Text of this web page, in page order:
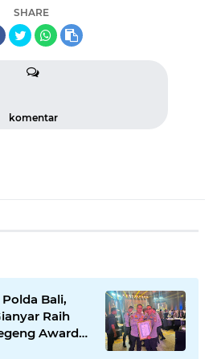
SHARE
komentar
Bali,
Raih
Awards